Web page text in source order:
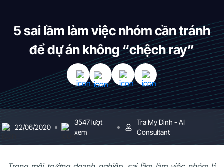
5 sai lầm làm việc nhóm cần tránh
để dự án không “chệch ray”
22/06/2020
3547 lượt
xem
Tra My Dinh - AI
Consultant